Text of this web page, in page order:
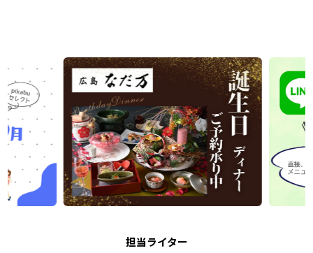
担当ライター